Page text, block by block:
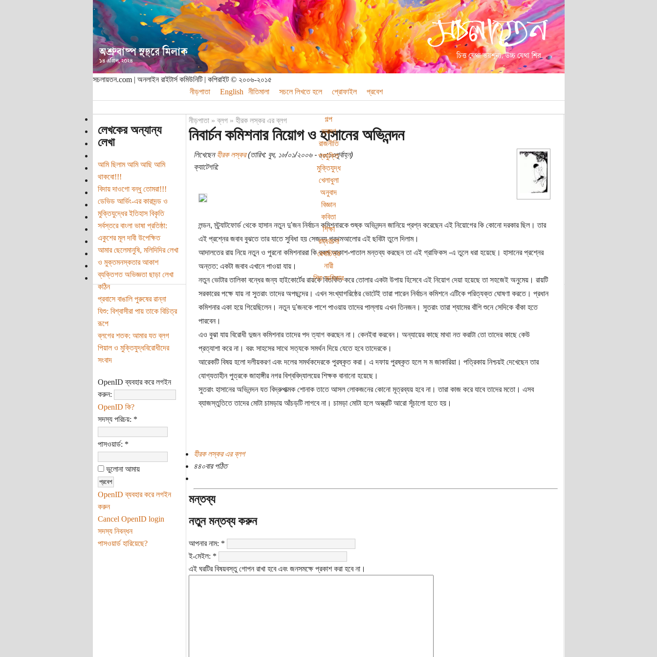
সচলায়তন.com | অনলাইন রাইটার্স কমিউনিটি | কপিরাইট © ২০০৬-২০১৫
নীড়পাতা
English নীতিমালা সচলে লিখতে হলে প্রোফাইল প্রবেশ
গল্প
ভ্রমণ
রাজনীতি
প্রযুক্তি
মুক্তিযুদ্ধ
খেলাধুলা
অনুবাদ
বিজ্ঞান
কবিতা
শিক্ষা
রম্যরচনা
রেখাচিত্র
নারী
শিশু অধিকার
লেখকের অন্যান্য
লেখা
আমি ছিলাম আমি আছি আমি
থাকবো!!!
বিদায় দাওগো বন্ধু তোমরা!!!
ডেভিড আর্ভিং-এর কারাদন্ড ও
মুক্তিযুদ্ধের ইতিহাস বিকৃতি
সর্বস্তরে বাংলা ভাষা প্রতিষ্ঠা:
একুশের মূল দাবী উপেক্ষিত
আমার ছেলেমানুষি, মলিদিদির লেখা
ও মুক্তমনস্কতার আকাশ
ব্যক্তিগত অভিজ্ঞতা ছাড়া লেখা
কঠিন
প্রবাসে বাঙালি পুরুষের রান্না
যিশু: বিশ্বাসীরা পায় তাকে বিচিত্র
রূপে
ব্লগের শতক: আমার যত ব্লগ
পিয়াল ও মুক্তিযুদ্ধবিরোধীদের
সংবাদ
OpenID ব্যবহার করে লগইন
করুন:
OpenID কি?
সদস্য পরিচয়: *
পাসওয়ার্ড: *
ভুলোনা আমায়
OpenID ব্যবহার করে লগইন
করুন
Cancel OpenID login
সদস্য নিবন্ধন
পাসওয়ার্ড হারিয়েছে?
নীড়পাতা»ব্লগ» হীরক লস্কর এর ব্লগ
নিবার্চন কমিশনার নিয়োগ ও হাসানের অভিনন্দন
লিখেছেনহীরক লস্কর(তারিখ: বুধ, ১৮/০১/২০০৬ - ১০:১৩পূর্বাহ্ন)
ক্যাটেগরি:
লন্ডন, স্ট্র্যাটফোর্ড থেকে হাসান নতুন দু'জন নির্বাচন কমিশনারকে শুষ্ক অভিনন্দন জানিয়ে প্রশ্ন করেছেন এই নিয়োগের কি কোনো দরকার ছিল। তার
এই প্রশ্নের জবাব বুঝতে তার যাতে সুবিধা হয় সেজন্য প্রথমআলোর এই ছবিটা তুলে দিলাম।
আদালতের রায় নিয়ে নতুন ও পুরনো কমিশনাররা কি রকম আকাশ-পাতাল মন্তব্য করছেন তা এই গ্রাফিকস -এ তুলে ধরা হয়েছে। হাসানের প্রশ্নের
অন্তত: একটা জবাব এখানে পাওয়া যায়।
নতুন ভোটার তালিকা বন্ধের জন্য হাইকোর্টের রায়কে বিতর্কিত করে তোলার একটা উপায় হিসেবে এই নিয়োগ দেয়া হয়েছে তা সহজেই অনুমেয়। রায়টি
সরকারের পক্ষে যায় না সুতরাং তাদের অপছন্দের। এখন সংখ্যাগরিষ্ঠের ভোটেই তারা পারেন নির্বাচন কমিশনে এটিকে পরিত্যক্ত ঘোষণা করতে। প্রধান
কমিশনার একা হয়ে গিয়েছিলেন। নতুন দু'জনকে পাশে পাওয়ায় তাদের পাল্লায় এখন তিনজন। সুতরাং তারা শ্যামের বাঁশি শুনে সেদিকে বাঁকা হতে
পারবেন।
এও বুঝা যায় বিরোধী দুজন কমিশনার তাদের পদ ত্যাগ করছেন না। কেনইবা করবেন। অন্যায়ের কাছে মাথা নত করাটা তো তাদের কাছে কেউ
প্রত্যাশা করে না। বরং সাহসের সাথে সত্যকে সমর্থন দিয়ে যেতে হবে তাদেরকে।
আরেকটি বিষয় হলো দলীয়করণ এবং দলের সমর্থকদেরকে পুরষ্কৃত করা। এ দফায় পুরষ্কৃত হলে স ম জাকারিয়া। পত্রিকায় নিশ্চয়ই দেখেছেন তার
যোগ্যতাহীন পুত্রকে জাহাঙ্গীর নগর বিশ্ববিদ্যালয়ের শিক্ষক বানানো হয়েছে।
সুতরাং হাসানের অভিনন্দন যত বিদ্রুপাত্মক শোনাক তাতে আসল লোকজনের কোনো মূত্রব্যয় হবে না। তারা কাজ করে যাবে তাদের মতো। এসব
ব্যাজস্তুতিতে তাদের মোটা চামড়ায় আঁচড়টি লাগবে না। চামড়া মোটা হলে অস্ত্রটি আরো সূঁচালো হতে হয়।
হীরক লস্কর এর ব্লগ
৪৪০বার পঠিত
মন্তব্য
নতুন মন্তব্য করুন
আপনার নাম: *
ই-মেইল: *
এই ঘরটির বিষয়বস্তু গোপন রাখা হবে এবং জনসমক্ষে প্রকাশ করা হবে না।